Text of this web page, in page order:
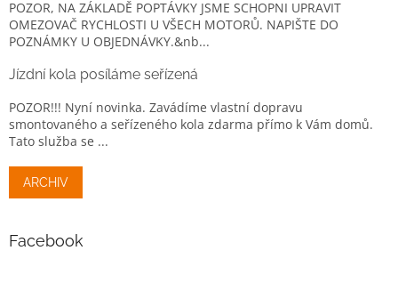
POZOR, NA ZÁKLADĚ POPTÁVKY JSME SCHOPNI UPRAVIT
OMEZOVAČ RYCHLOSTI U VŠECH MOTORŮ. NAPIŠTE DO
POZNÁMKY U OBJEDNÁVKY.&nb...
Jízdní kola posíláme seřízená
POZOR!!! Nyní novinka. Zavádíme vlastní dopravu
smontovaného a seřízeného kola zdarma přímo k Vám domů.
Tato služba se ...
ARCHIV
Facebook